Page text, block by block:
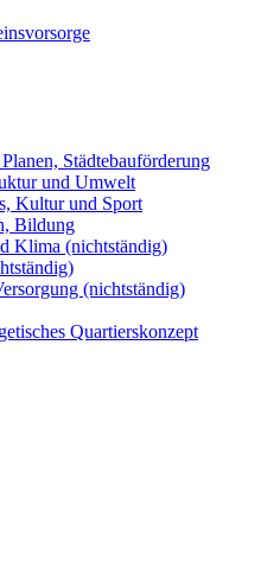
Städtebauförderung
und Umwelt
Kultur und Sport
Bildung
Klima (nichtständig)
(nichtständig)
Quartierskonzept